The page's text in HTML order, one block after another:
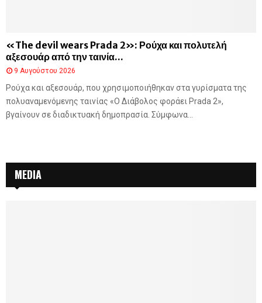
«The devil wears Prada 2»: Ρούχα και πολυτελή
αξεσουάρ από την ταινία...
9 Αυγούστου 2026
Ρούχα και αξεσουάρ, που χρησιμοποιήθηκαν στα γυρίσματα της
πολυαναμενόμενης ταινίας «Ο Διάβολος φοράει Prada 2»,
βγαίνουν σε διαδικτυακή δημοπρασία. Σύμφωνα...
MEDIA